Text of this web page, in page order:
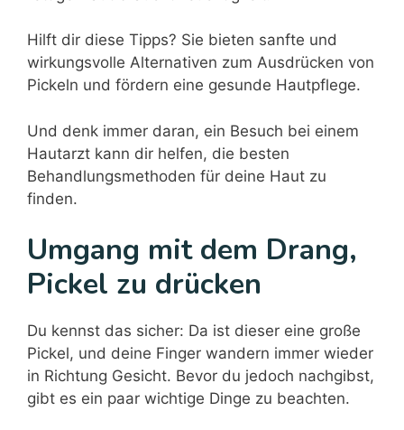
Hilft dir diese Tipps? Sie bieten sanfte und
wirkungsvolle Alternativen zum Ausdrücken von
Pickeln und fördern eine gesunde Hautpflege.
Und denk immer daran, ein Besuch bei einem
Hautarzt kann dir helfen, die besten
Behandlungsmethoden für deine Haut zu
finden.
Umgang mit dem Drang,
Pickel zu drücken
Du kennst das sicher: Da ist dieser eine große
Pickel, und deine Finger wandern immer wieder
in Richtung Gesicht. Bevor du jedoch nachgibst,
gibt es ein paar wichtige Dinge zu beachten.